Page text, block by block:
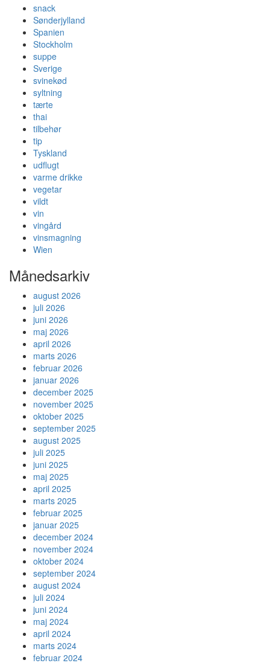
snack
Sønderjylland
Spanien
Stockholm
suppe
Sverige
svinekød
syltning
tærte
thai
tilbehør
tip
Tyskland
udflugt
varme drikke
vegetar
vildt
vin
vingård
vinsmagning
Wien
Månedsarkiv
august 2026
juli 2026
juni 2026
maj 2026
april 2026
marts 2026
februar 2026
januar 2026
december 2025
november 2025
oktober 2025
september 2025
august 2025
juli 2025
juni 2025
maj 2025
april 2025
marts 2025
februar 2025
januar 2025
december 2024
november 2024
oktober 2024
september 2024
august 2024
juli 2024
juni 2024
maj 2024
april 2024
marts 2024
februar 2024